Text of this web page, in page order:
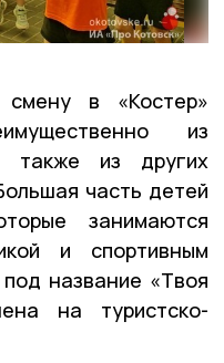
в «Костер»
из
также из других
часть детей
занимаются
и спортивным
название «Твоя
на туристско-